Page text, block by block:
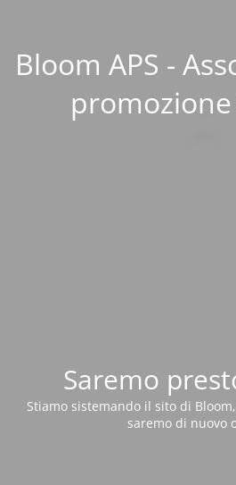
Bloom APS -
Saremo
Stiamo sistemando il sito di
saremo di nuovo